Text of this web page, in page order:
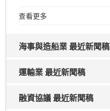
查看更多
海事與造船業 最近新聞稿
運輸業 最近新聞稿
融資協議 最近新聞稿